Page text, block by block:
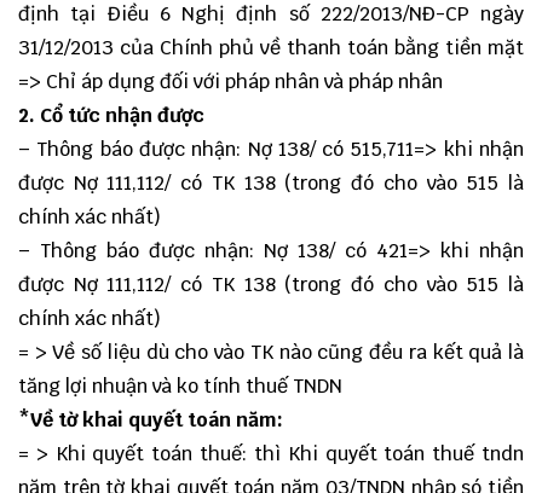
định tại Điều 6 Nghị định số 222/2013/NĐ-CP ngày
31/12/2013 của Chính phủ về thanh toán bằng tiền mặt
=> Chỉ áp dụng đối với pháp nhân và pháp nhân
2. Cổ tức nhận được
– Thông báo được nhận: Nợ 138/ có 515,711=> khi nhận
được Nợ 111,112/ có TK 138 (trong đó cho vào 515 là
chính xác nhất)
– Thông báo được nhận: Nợ 138/ có 421=> khi nhận
được Nợ 111,112/ có TK 138 (trong đó cho vào 515 là
chính xác nhất)
= > Về số liệu dù cho vào TK nào cũng đều ra kết quả là
tăng lợi nhuận và ko tính thuế TNDN
*Về tờ khai quyết toán năm:
= > Khi quyết toán thuế: thì Khi quyết toán thuế tndn
năm trên tờ khai quyết toán năm 03/TNDN nhập só tiền